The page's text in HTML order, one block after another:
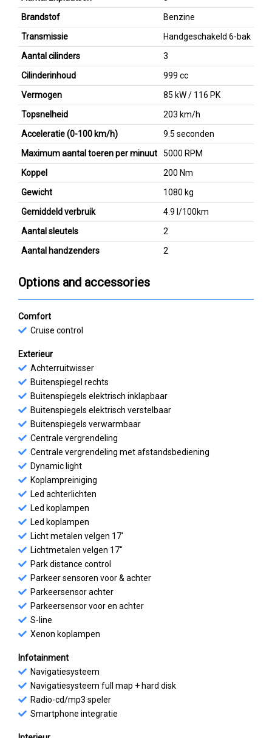
Brandstof
Benzine
Transmissie
Handgeschakeld 6-bak
Aantal cilinders
3
Cilinderinhoud
999 cc
Vermogen
85 kW / 116 PK
Topsnelheid
203 km/h
Acceleratie (0-100 km/h)
9.5 seconden
Maximum aantal toeren per minuut
5000 RPM
Koppel
200 Nm
Gewicht
1080 kg
Gemiddeld verbruik
4.9 l/100km
Aantal sleutels
2
Aantal handzenders
2
Options and accessories
Comfort
Cruise control
Exterieur
Achterruitwisser
Buitenspiegel rechts
Buitenspiegels elektrisch inklapbaar
Buitenspiegels elektrisch verstelbaar
Buitenspiegels verwarmbaar
Centrale vergrendeling
Centrale vergrendeling met afstandsbediening
Dynamic light
Koplampreiniging
Led achterlichten
Led koplampen
Led koplampen
Licht metalen velgen 17'
Lichtmetalen velgen 17"
Park distance control
Parkeer sensoren voor & achter
Parkeersensor achter
Parkeersensor voor en achter
S-line
Xenon koplampen
Infotainment
Navigatiesysteem
Navigatiesysteem full map + hard disk
Radio-cd/mp3 speler
Smartphone integratie